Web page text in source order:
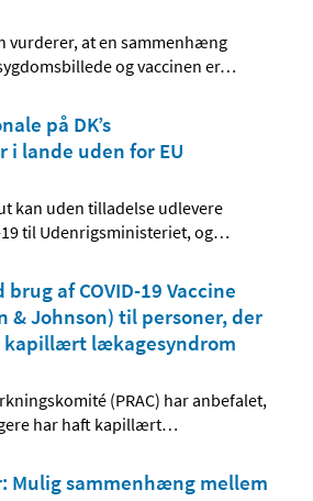
vurderer, at en sammenhæng
og vaccinen er…
på DK’s
lande uden for EU
kan uden tilladelse udlevere
til Udenrigsministeriet, og…
brug af COVID-19 Vaccine
& Johnson) til personer, der
kapillært lækagesyndrom
(PRAC) har anbefalet,
har haft kapillært…
Mulig sammenhæng mellem